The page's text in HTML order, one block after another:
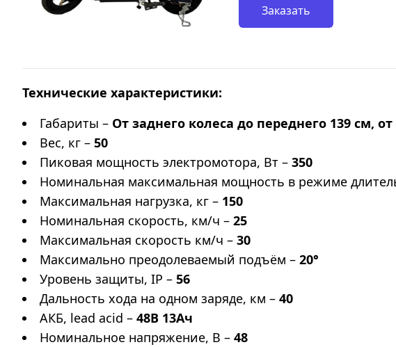
Заказать
Технические характеристики:
Габариты – От заднего колеса до переднего 139 см,
Вес, кг – 50
Пиковая мощность электромотора, Вт – 350
Номинальная максимальная мощность в режиме
Максимальная нагрузка, кг – 150
Номинальная скорость, км/ч – 25
Максимальная скорость км/ч – 30
Максимально преодолеваемый подъём – 20°
Уровень защиты, IP – 56
Дальность хода на одном заряде, км – 40
АКБ, lead acid – 48В 13Ач
Номинальное напряжение, В – 48